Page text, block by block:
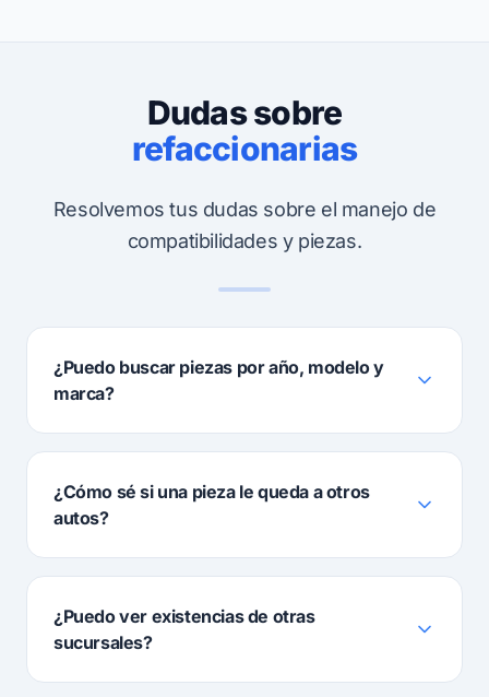
Dudas sobre
refaccionarias
Resolvemos tus dudas sobre el manejo de
compatibilidades y piezas.
¿Puedo buscar piezas por año, modelo y
marca?
¿Cómo sé si una pieza le queda a otros
autos?
¿Puedo ver existencias de otras
sucursales?